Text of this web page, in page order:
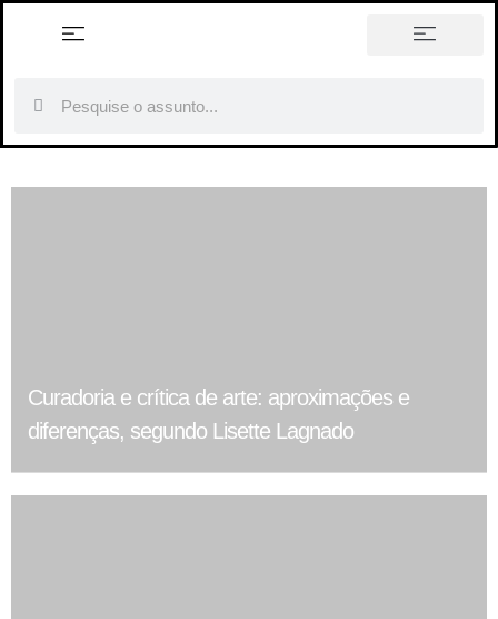
Curadoria e crítica de arte: aproximações e
diferenças, segundo Lisette Lagnado